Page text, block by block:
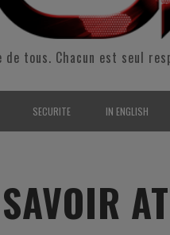
de tous. Chacun est seul
SECURITE
FORMATION/ ENTRAÎNEMENT
IN ENGLISH
DEFENSE